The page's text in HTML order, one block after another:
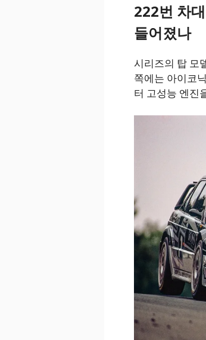
222번 차
들어졌나
시리즈의 탑 모
쪽에는 아이코
터 고성능 엔진